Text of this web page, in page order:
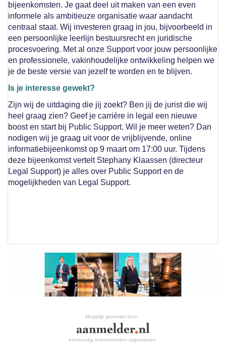
bijeenkomsten. Je gaat deel uit maken van een even
informele als ambitieuze organisatie waar aandacht
centraal staat. Wij investeren graag in jou, bijvoorbeeld in
een persoonlijke leerlijn bestuursrecht en juridische
procesvoering. Met al onze Support voor jouw persoonlijke
en professionele, vakinhoudelijke ontwikkeling helpen we
je de beste versie van jezelf te worden en te blijven.
Is je interesse gewekt?
Zijn wij de uitdaging die jij zoekt? Ben jij de jurist die wij
heel graag zien? Geef je carrière in legal een nieuwe
boost en start bij Public Support. Wil je meer weten? Dan
nodigen wij je graag uit voor de vrijblijvende, online
informatiebijeenkomst op 9 maart om 17:00 uur. Tijdens
deze bijeenkomst vertelt Stephany Klaassen (directeur
Legal Support) je alles over Public Support en de
mogelijkheden van Legal Support.
Mogelijk gemaakt door
eenvoudig evenementen organiseren